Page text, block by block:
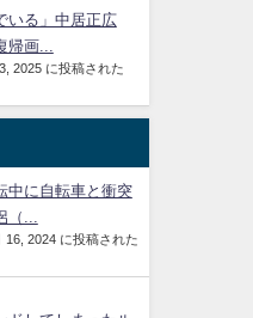
いる」中居正広
画...
2025 に投稿された
中に自転車と衝突
...
16, 2024 に投稿された